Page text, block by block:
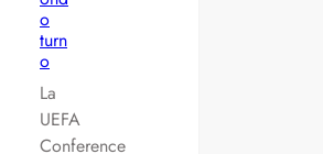
o
turn
o
La
UEFA
Conference